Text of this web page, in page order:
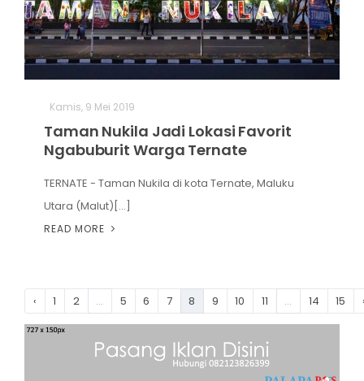
Kamis, 9 Mei 2019
Taman Nukila Jadi Lokasi Favorit
Ngabuburit Warga Ternate
TERNATE - Taman Nukila di kota Ternate, Maluku
Utara (Malut)[...]
READ MORE
‹ 1 2 ... 5 6 7 8 9 10 11 ... 14 15